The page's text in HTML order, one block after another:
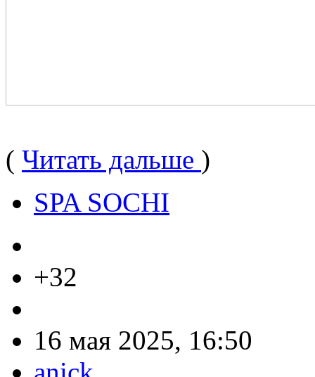
( Читать дальше )
SPA SOCHI
+32
16 мая 2025, 16:50